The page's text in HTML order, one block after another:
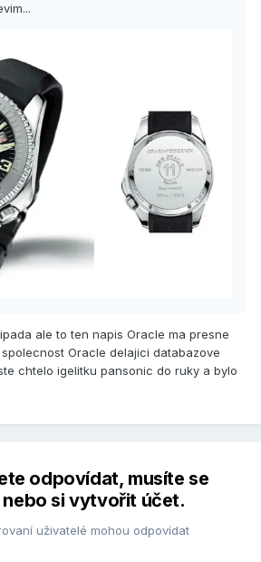
ale to ten napis Oracle ma presne
Oracle delajici databazove
chtelo igelitku pansonic do ruky a bylo
odpovídat, musíte se
si vytvořit účet.
uživatelé mohou odpovídat